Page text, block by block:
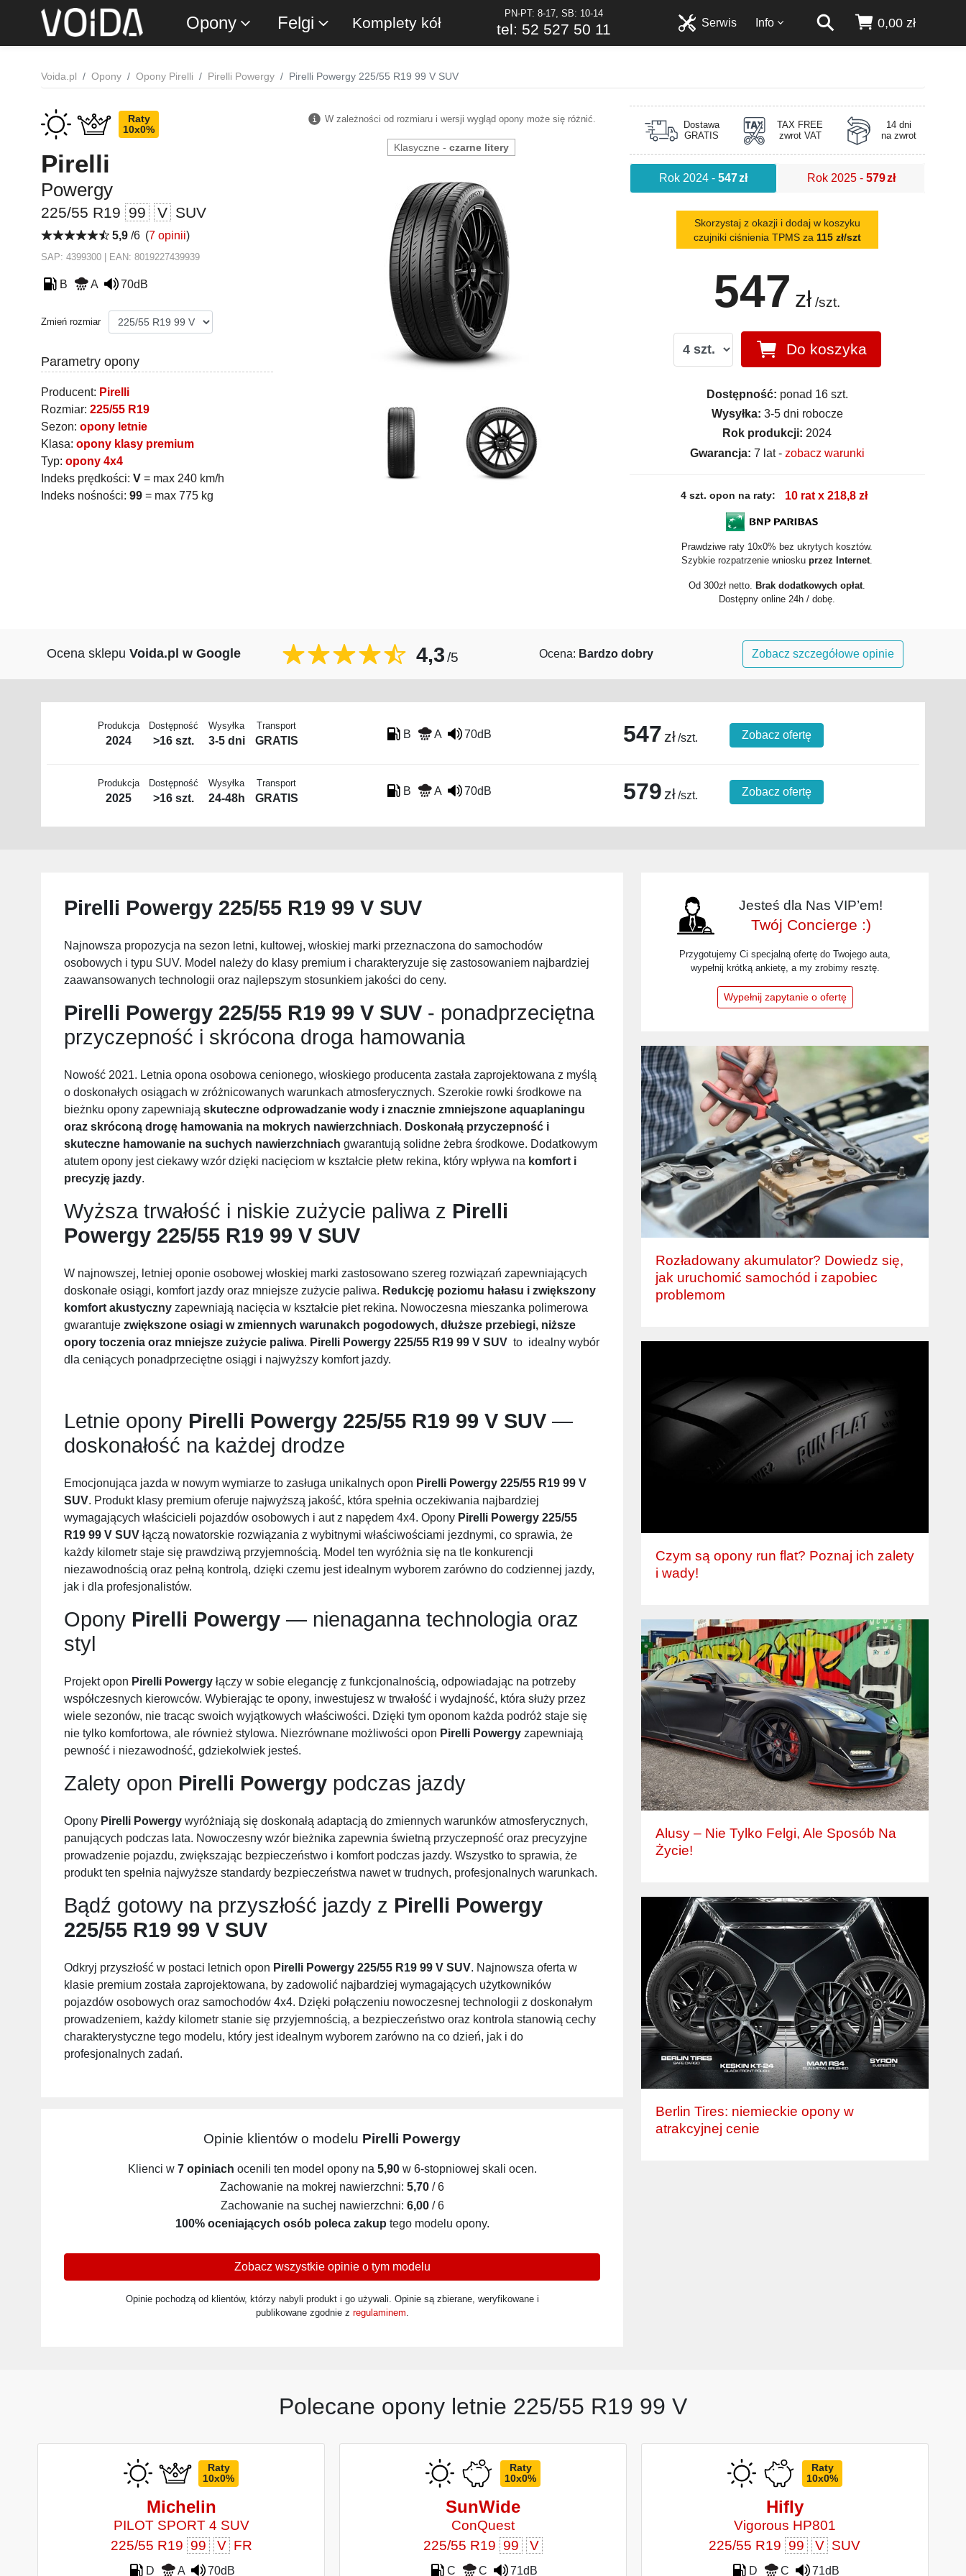
Opony Felgi Komplety kół
PN-PT: 8-17, SB: 10-14
tel: 52 527 50 11 0,00 zł
Info
Serwis
Voida.pl Opony Opony Pirelli Pirelli Powergy Pirelli Powergy 225/55 R19 99 V SUV
Raty
10x0%
Pirelli
Powergy
225/55 R19 99 V SUV
5,9 /6 (7 opinii)
SAP: 4399300 | EAN: 8019227439939
B A 70dB
Zmień rozmiar
Parametry opony
Producent: Pirelli
Rozmiar: 225/55 R19
Sezon: opony letnie
Klasa: opony klasy premium
Typ: opony 4x4
Indeks prędkości: V = max 240 km/h
Indeks nośności: 99 = max 775 kg
W zależności od rozmiaru i wersji wygląd opony może się różnić.
Klasyczne - czarne litery
Dostawa
GRATIS
TAX FREE
zwrot VAT
14 dni
na zwrot
Rok 2024 -547zł Rok 2025- 579zł
Skorzystaj z okazji i dodaj w koszyku
czujniki ciśnienia TPMS za 115 zł/szt
547 zł /szt.
Do koszyka
Dostępność: ponad 16 szt.
Wysyłka: 3-5 dni robocze
Rok produkcji: 2024
Gwarancja: 7 lat - zobacz warunki
4 szt. opon na raty: 10 rat x 218,8 zł
Prawdziwe raty 10x0% bez ukrytych kosztów.
Szybkie rozpatrzenie wnioskuprzez Internet
Od 300zł netto.Brak dodatkowych opłat
Dostępny online 24h / dobę.
Ocena sklepu Voida.pl w Google 4,3/5 Ocena: Bardzo dobry Zobacz szczegółowe opinie
Produkcja
2024
Dostępność
>16 szt.
Wysyłka
3-5 dni
Transport
GRATIS
B A 70dB 547 zł/szt. Zobacz ofertę
Produkcja
2025
Dostępność
>16 szt.
Wysyłka
24-48h
Transport
GRATIS
B A 70dB 579 zł/szt. Zobacz ofertę
Pirelli Powergy 225/55 R19 99 V SUV
Najnowsza propozycja na sezon letni, kultowej, włoskiej marki przeznaczona do samochodów
osobowych i typu SUV. Model należy do klasy premium i charakteryzuje się zastosowaniem najbardziej
zaawansowanych technologii oraz najlepszym stosunkiem jakości do ceny.
Pirelli Powergy 225/55 R19 99 V SUV - ponadprzeciętna
przyczepność i skrócona droga hamowania
Nowość 2021. Letnia opona osobowa cenionego, włoskiego producenta zastała zaprojektowana z myślą
o doskonałych osiągach w zróżnicowanych warunkach atmosferycznych. Szerokie rowki środkowe na
bieżnku opony zapewniają skuteczne odprowadzanie wody i znacznie zmniejszone aquaplaningu
oraz skróconą drogę hamowania na mokrych nawierzchniach. Doskonałą przyczepność i
skuteczne hamowanie na suchych nawierzchniach gwarantują solidne żebra środkowe. Dodatkowym
atutem opony jest ciekawy wzór dzięki nacięciom w kształcie płetw rekina, który wpływa na komfort i
precyzję jazdy.
Wyższa trwałość i niskie zużycie paliwa z Pirelli
Powergy 225/55 R19 99 V SUV
W najnowszej, letniej oponie osobowej włoskiej marki zastosowano szereg rozwiązań zapewniających
doskonałe osiągi, komfort jazdy oraz mniejsze zużycie paliwa. Redukcję poziomu hałasu i zwiększony
komfort akustyczny zapewniają nacięcia w kształcie płet rekina. Nowoczesna mieszanka polimerowa
gwarantuje zwiększone osiagi w zmiennych warunakch pogodowych, dłuższe przebiegi, niższe
opory toczenia oraz mniejsze zużycie paliwa. Pirelli Powergy 225/55 R19 99 V SUV to idealny wybór
dla ceniących ponadprzeciętne osiągi i najwyższy komfort jazdy.
Letnie opony Pirelli Powergy 225/55 R19 99 V SUV —
doskonałość na każdej drodze
Emocjonująca jazda w nowym wymiarze to zasługa unikalnych opon Pirelli Powergy 225/55 R19 99 V
SUV. Produkt klasy premium oferuje najwyższą jakość, która spełnia oczekiwania najbardziej
wymagających właścicieli pojazdów osobowych i aut z napędem 4x4. Opony Pirelli Powergy 225/55
R19 99 V SUV łączą nowatorskie rozwiązania z wybitnymi właściwościami jezdnymi, co sprawia, że
każdy kilometr staje się prawdziwą przyjemnością. Model ten wyróżnia się na tle konkurencji
niezawodnością oraz pełną kontrolą, dzięki czemu jest idealnym wyborem zarówno do codziennej jazdy,
jak i dla profesjonalistów.
Opony Pirelli Powergy — nienaganna technologia oraz
styl
Projekt opon Pirelli Powergy łączy w sobie elegancję z funkcjonalnością, odpowiadając na potrzeby
współczesnych kierowców. Wybierając te opony, inwestujesz w trwałość i wydajność, która służy przez
wiele sezonów, nie tracąc swoich wyjątkowych właściwości. Dzięki tym oponom każda podróż staje się
nie tylko komfortowa, ale również stylowa. Niezrównane możliwości opon Pirelli Powergy zapewniają
pewność i niezawodność, gdziekolwiek jesteś.
Zalety opon Pirelli Powergy podczas jazdy
Opony Pirelli Powergy wyróżniają się doskonałą adaptacją do zmiennych warunków atmosferycznych,
panujących podczas lata. Nowoczesny wzór bieżnika zapewnia świetną przyczepność oraz precyzyjne
prowadzenie pojazdu, zwiększając bezpieczeństwo i komfort podczas jazdy. Wszystko to sprawia, że
produkt ten spełnia najwyższe standardy bezpieczeństwa nawet w trudnych, profesjonalnych warunkach.
Bądź gotowy na przyszłość jazdy z Pirelli Powergy
225/55 R19 99 V SUV
Odkryj przyszłość w postaci letnich opon Pirelli Powergy 225/55 R19 99 V SUV. Najnowsza oferta w
klasie premium została zaprojektowana, by zadowolić najbardziej wymagających użytkowników
pojazdów osobowych oraz samochodów 4x4. Dzięki połączeniu nowoczesnej technologii z doskonałym
prowadzeniem, każdy kilometr stanie się przyjemnością, a bezpieczeństwo oraz kontrola stanowią cechy
charakterystyczne tego modelu, który jest idealnym wyborem zarówno na co dzień, jak i do
profesjonalnych zadań.
Opinie klientów o modelu Pirelli Powergy
Klienci w 7 opiniach ocenili ten model opony na 5,90w 6-stopniowej skali ocen.
Zachowanie na mokrej nawierzchni: 5,70 / 6
Zachowanie na suchej nawierzchni: 6,00/ 6
100% oceniających osób poleca zakup tego modelu opony.
Zobacz wszystkie opinie o tym modelu
Opinie pochodzą od klientów, którzy nabyli produkt i go używali. Opinie są zbierane, weryfikowane i
publikowane zgodnie z regulaminem.
Jesteś dla Nas VIP’em!
Twój Concierge :)
Przygotujemy Ci specjalną ofertę do Twojego auta,
wypełnij krótką ankietę, a my zrobimy resztę.
Wypełnij zapytanie o ofertę
Rozładowany akumulator? Dowiedz się,
jak uruchomić samochód i zapobiec
problemom
Czym są opony run flat? Poznaj ich zalety
i wady!
Alusy – Nie Tylko Felgi, Ale Sposób Na
Życie!
Berlin Tires: niemieckie opony w
atrakcyjnej cenie
Polecane opony letnie 225/55 R19 99 V
Raty
10x0%
Michelin
PILOT SPORT 4 SUV
225/55 R19 99 V FR
D A 70dB
Raty
10x0%
SunWide
ConQuest
225/55 R19 99 V
C C 71dB
Raty
10x0%
Hifly
Vigorous HP801
225/55 R19 99 V SUV
D C 71dB